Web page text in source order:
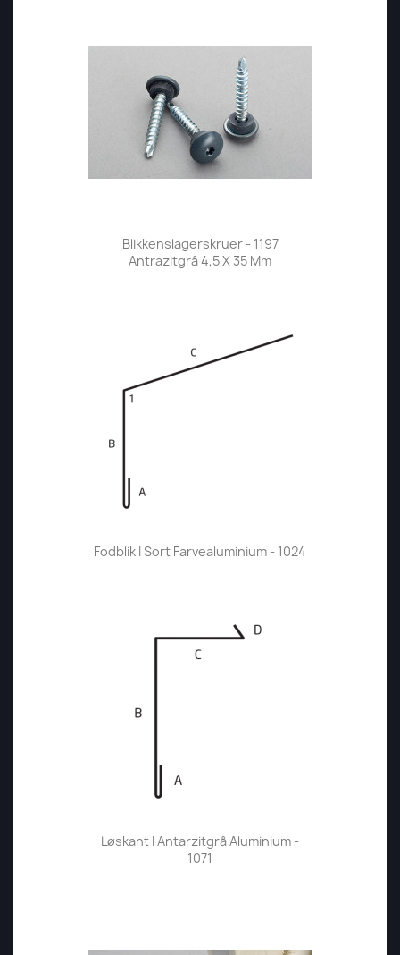
Blikkenslagerskruer - 1197
Antrazitgrå 4,5 X 35 Mm
Fodblik I Sort Farvealuminium - 1024
Løskant I Antarzitgrå Aluminium -
1071